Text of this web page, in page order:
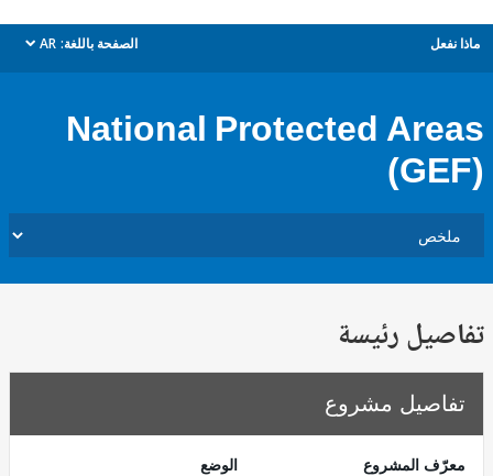
الصفحة باللغة: AR
dropdown
National Protected
رئيسة
مشروع
المشروع